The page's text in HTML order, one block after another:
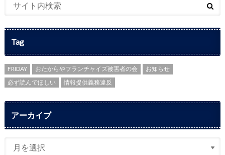
Tag
FRIDAY おたからやフランチャイズ被害者の会
お知らせ
必ず読んでほしい
情報提供義務違反
アーカイブ